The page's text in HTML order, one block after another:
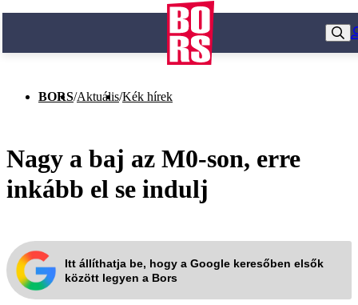
BORS/Aktuális/Kék hírek
Nagy a baj az M0-son, erre
inkább el se indulj
Itt állíthatja be, hogy a Google keresőben elsők
között legyen a Bors